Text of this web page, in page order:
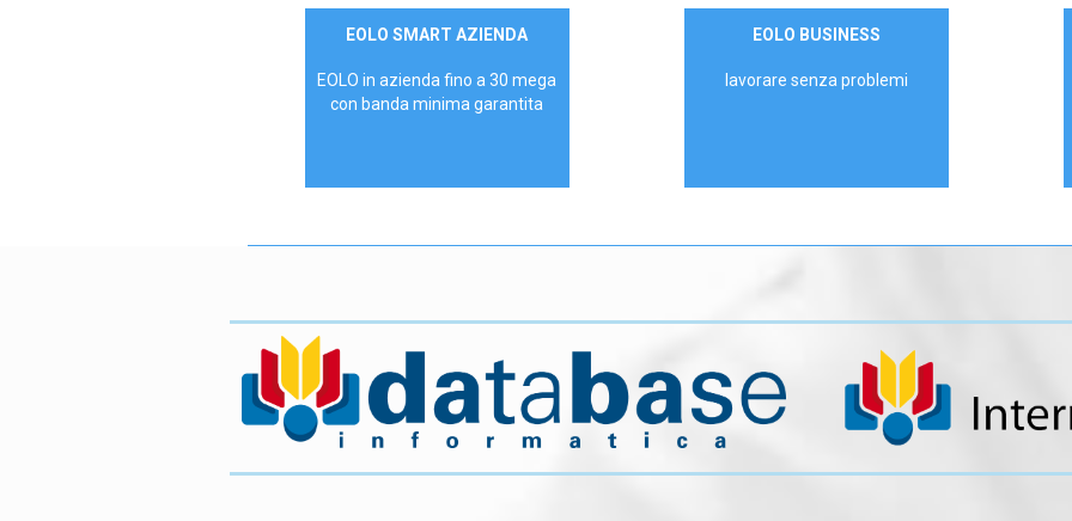
Contattaci
EOLO SMART AZIENDA
EOLO in azienda fino a 30 mega
con banda minima garantita
ContattaciEOLO BUSINESS
lavorare senza problemi